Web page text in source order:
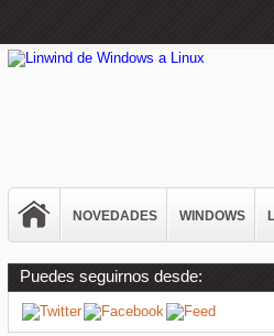
NOVEDADES WINDOWS
Puedes seguirnos desde: